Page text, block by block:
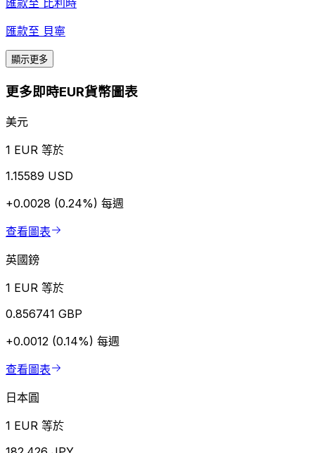
匯款至 比利時
匯款至 貝寧
顯示更多
更多即時EUR貨幣圖表
美元
1 EUR 等於
1.15589 USD
+0.0028 (0.24%) 每週
查看圖表
英國鎊
1 EUR 等於
0.856741 GBP
+0.0012 (0.14%) 每週
查看圖表
日本圓
1 EUR 等於